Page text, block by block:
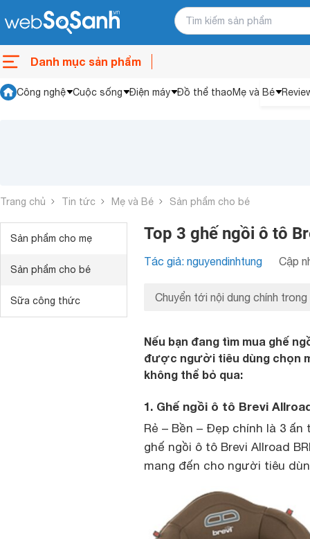
Danh mục sản phẩm
Công nghệ Cuộc sống Điện máy Đồ thể thaoMẹ và Bé
Trang chủ Tin tức Mẹ và Bé Sản phẩm cho bé
Sản phẩm cho mẹ
Sản phẩm cho bé
Sữa công thức
Top 3 ghế ngồi ô tô
Tác giả: nguyendinhtung Cập
Chuyển tới nội dung chính trong
Nếu bạn đang tìm mua ghế
được người tiêu dùng chọn
không thể bỏ qua:
1. Ghế ngồi ô tô Brevi
Rẻ – Bền – Đẹp chính là 3
ghế ngồi ô tô Brevi Allroad
mang đến cho người tiêu